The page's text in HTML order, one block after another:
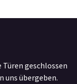
Türen geschlossen
uns übergeben.